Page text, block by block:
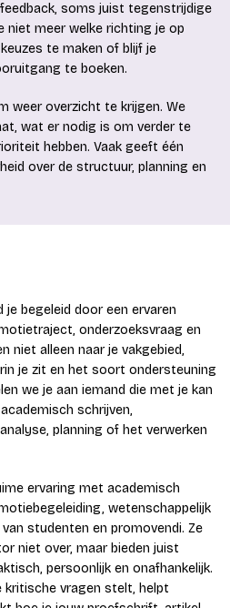
soms juist tegenstrijdige
niet meer welke richting je op
te maken of blijf je
te boeken.
weer overzicht te krijgen. We
wat er nodig is om verder te
hebben. Vaak geeft één
over de structuur, planning en
begeleid door een ervaren
onderzoeksvraag en
niet alleen naar je vakgebied,
je zit en het soort ondersteuning
we je aan iemand die met je kan
schrijven,
planning of het verwerken
ervaring met academisch
wetenschappelijk
studenten en promovendi. Ze
niet over, maar bieden juist
persoonlijk en onafhankelijk.
kritische vragen stelt, helpt